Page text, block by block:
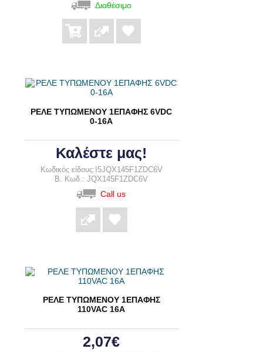
Διαθέσιμο
ΡΕΛΕ ΤΥΠΩΜΕΝΟΥ 1ΕΠΑΦΗΣ 6VDC
0-16A
Καλέστε μας!
Κωδικός είδους:I5JQX145F1ZDC6V
B. Κωδ.: JQX145F1ZDC6V
Call us
ΡΕΛΕ ΤΥΠΩΜΕΝΟΥ 1ΕΠΑΦΗΣ
110VAC 16A
2,07€